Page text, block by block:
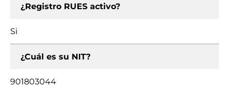
¿Registro RUES activo?
Si
¿Cuál es su NIT?
901803044